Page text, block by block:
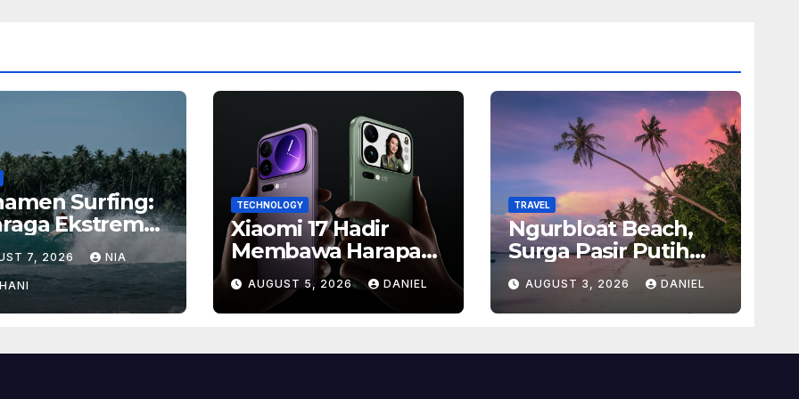
Surfing:
Ekstrem
Hadiah
7, 2026 NIA
TECHNOLOGY
Xiaomi 17 Hadir
Membawa Harapan
Baru, Inilah Alasan
Banyak Orang
Menantikan Ponsel
AUGUST 5, 2026 DANIEL
TRAVEL
Ngurbloat Beach,
Surga Pasir Putih
yang Menghadirkan
Ketenangan dan
Pesona Alam Tak
AUGUST 3, 2026 DANIEL